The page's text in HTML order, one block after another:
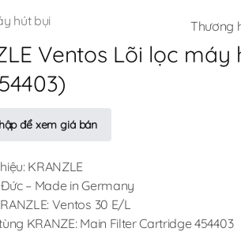
hút bụi Thương
Ventos Lõi lọc máy
để xem giá bán
KRANZLE
– Made in Germany
Ventos 30 E/L
KRANZE: Main Filter Cartridge 454403